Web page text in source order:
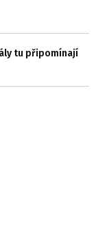
tu připomínají